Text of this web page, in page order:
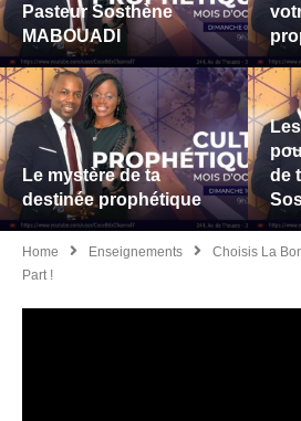
votre destinée
prophétique.
Les clés indispensables
pour l’accomplissement
de ta destinée – Pasteur
Sosthène MABOUADI
Home Enseignements
Choisis La
Part !